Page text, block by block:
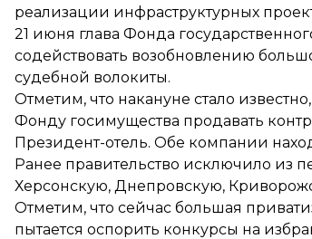
реализации инфраструктурных
21 июня глава Фонда
содействовать возобновлению
судебной волокиты.
Отметим, что накануне стало
Фонду госимущества продавать
Президент-отель. Обе компании
Ранее правительство исключило из
Херсонскую, Днепровскую,
Отметим, что сейчас большая
пытается оспорить конкурсы на